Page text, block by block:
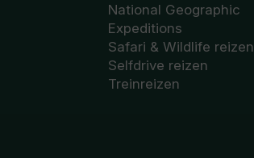
National Geographic
Expeditions
Safari & Wildlife reizen
Selfdrive reizen
Treinreizen